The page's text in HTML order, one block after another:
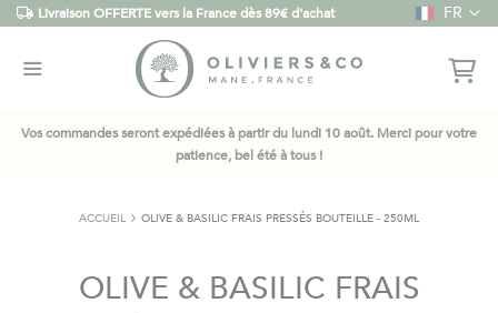
Livraison OFFERTE vers la France dès 89€ d'achat LangueFR
Vos commandes seront expédiées à partir du lundi 10 août. Merci pour votre
patience, bel été à tous !
ACCUEIL OLIVE & BASILIC FRAIS PRESSÉS BOUTEILLE - 250ML
OLIVE & BASILIC FRAIS